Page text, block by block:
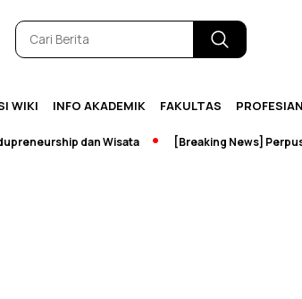
WIKI INFO AKADEMIK FAKULTAS
dan Wisata [Breaking News]